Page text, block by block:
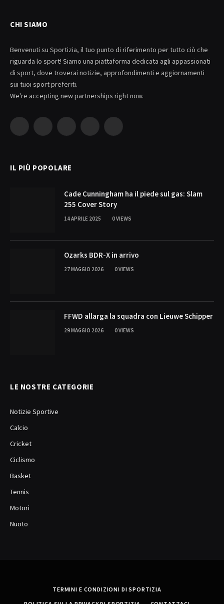
CHI SIAMO
Benvenuti su Sportizia, il tuo punto di riferimento per tutto ciò che
riguarda lo sport! Siamo una piattaforma dedicata agli appassionati
di sport, dove troverai notizie, approfondimenti e aggiornamenti
sui tuoi sport preferiti.
We're accepting new partnerships right now.
Facebook Pinterest YouTube WhatsApp
IL PIÙ POPOLARE
Cade Cunningham ha il piede sul gas: Slam
255 Cover Story
14 APRILE 2025 0VIEWS
Ozarks BDR-X in arrivo
27 MAGGIO 2026 0VIEWS
FFWD allarga la squadra con Lieuwe Schipper
29 MAGGIO 2026 0VIEWS
LE NOSTRE CATEGORIE
Notizie Sportive
Calcio
Cricket
Ciclismo
Basket
Tennis
Motori
Nuoto
TERMINI E CONDIZIONI DI SPORTIZIA